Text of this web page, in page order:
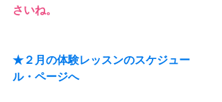
さいね。
★２月の体験レッスンのスケジュー
ル・ページへ